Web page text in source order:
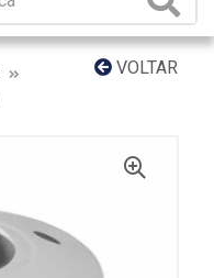
VOLTAR